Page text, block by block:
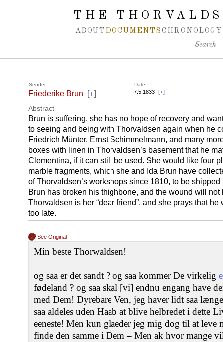
Spring navigation over
THE
ABOUT DOCUMENTS CHRONOLOGY
Search
Sender Date
Friederike Brun [+] 7.5.1833 [+]
Abstract
Brun is suffering, she has no hope of recovery and
to seeing and being with Thorvaldsen again when he
Friedrich Münter, Ernst Schimmelmann, and many
boxes with linen in Thorvaldsen’s basement that he
Clementina, if it can still be used. She would like four
marble fragments, which she and Ida Brun have
of Thorvaldsen’s workshops since 1810, to be
Brun has broken his thighbone, and the wound will
Thorvaldsen is her “dear friend”, and she prays that
too late.
See Original
Min beste Thorwaldsen!
og saa er det sandt ? og saa kommer De virkelig
fødeland ? og saa skal [vi] endnu engang have
med Dem! Dyrebare Ven, jeg haver lidt saa
saa aldeles uden Haab at blive helbredet i dette
eeneste! Men kun glaeder jeg mig dog til at leve
finde den samme i Dem – Men ak hvor mange